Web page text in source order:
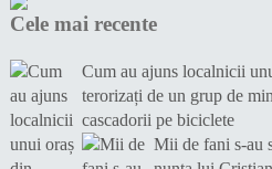
Cele mai recente
Cum au ajuns localnicii
terorizați de un grup de
cascadorii pe biciclete
Mii de fani s-au